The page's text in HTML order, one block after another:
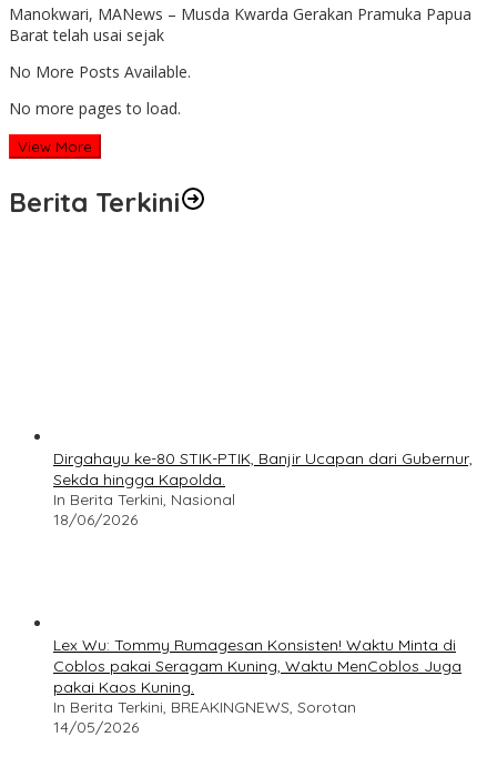
Manokwari, MANews – Musda Kwarda Gerakan Pramuka Papua
Barat telah usai sejak
No More Posts Available.
No more pages to load.
View More
Berita Terkini
Dirgahayu ke-80 STIK-PTIK, Banjir Ucapan dari Gubernur,
Sekda hingga Kapolda.
In Berita Terkini, Nasional
18/06/2026
Lex Wu: Tommy Rumagesan Konsisten! Waktu Minta di
Coblos pakai Seragam Kuning, Waktu MenCoblos Juga
pakai Kaos Kuning.
In Berita Terkini, BREAKINGNEWS, Sorotan
14/05/2026